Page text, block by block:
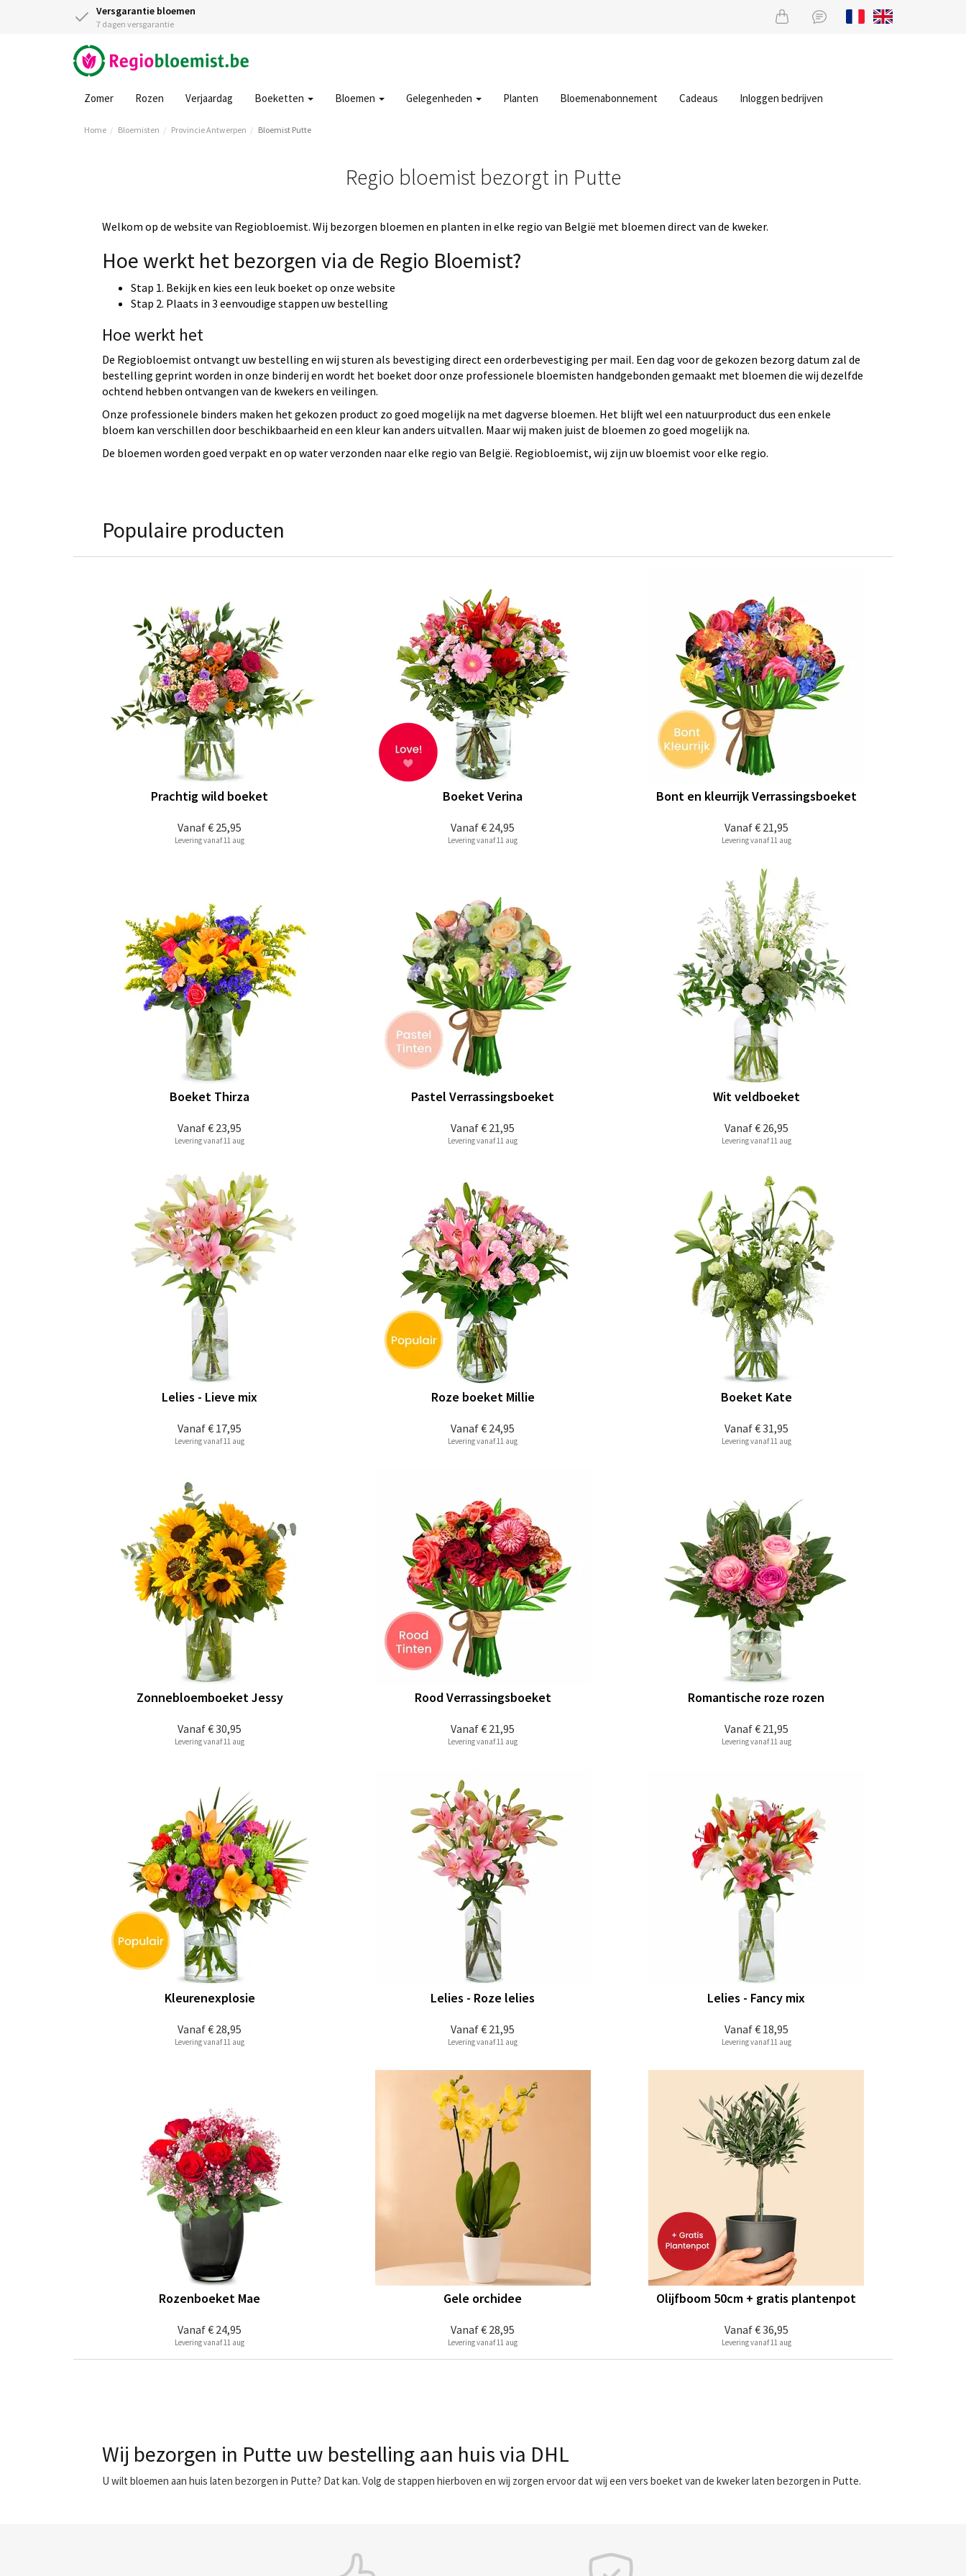
Versgarantie bloemen
7 dagen versgarantie
Zomer Rozen Verjaardag Boeketten Bloemen Gelegenheden Planten Bloemenabonnement Cadeaus Inloggen bedrijven
Home Bloemisten Provincie Antwerpen Bloemist Putte
Regio bloemist bezorgt in Putte
Welkom op de website van Regiobloemist. Wij bezorgen bloemen en planten in elke regio van België met bloemen direct van de kweker.
Hoe werkt het bezorgen via de Regio Bloemist?
Stap 1. Bekijk en kies een leuk boeket op onze website
Stap 2. Plaats in 3 eenvoudige stappen uw bestelling
Hoe werkt het
De Regiobloemist ontvangt uw bestelling en wij sturen als bevestiging direct een orderbevestiging per mail. Een dag voor de gekozen bezorg datum zal de
bestelling geprint worden in onze binderij en wordt het boeket door onze professionele bloemisten handgebonden gemaakt met bloemen die wij dezelfde
ochtend hebben ontvangen van de kwekers en veilingen.
Onze professionele binders maken het gekozen product zo goed mogelijk na met dagverse bloemen. Het blijft wel een natuurproduct dus een enkele
bloem kan verschillen door beschikbaarheid en een kleur kan anders uitvallen. Maar wij maken juist de bloemen zo goed mogelijk na.
De bloemen worden goed verpakt en op water verzonden naar elke regio van België. Regiobloemist, wij zijn uw bloemist voor elke regio.
Populaire producten
Vanaf€ 25,95
Prachtig wild boeket
Levering vanaf 11 aug
Vanaf€ 24,95
Boeket Verina
Levering vanaf 11 aug
Vanaf€ 21,95
Bont en kleurrijk Verrassingsboeket
Levering vanaf 11 aug
Vanaf€ 23,95
Boeket Thirza
Levering vanaf 11 aug
Vanaf€ 21,95
Pastel Verrassingsboeket
Levering vanaf 11 aug
Vanaf€ 26,95
Wit veldboeket
Levering vanaf 11 aug
Vanaf€ 17,95
Lelies - Lieve mix
Levering vanaf 11 aug
Vanaf€ 24,95
Roze boeket Millie
Levering vanaf 11 aug
Vanaf€ 31,95
Boeket Kate
Levering vanaf 11 aug
Vanaf€ 30,95
Zonnebloemboeket Jessy
Levering vanaf 11 aug
Vanaf€ 21,95
Rood Verrassingsboeket
Levering vanaf 11 aug
Vanaf€ 21,95
Romantische roze rozen
Levering vanaf 11 aug
Vanaf€ 28,95
Kleurenexplosie
Levering vanaf 11 aug
Vanaf€ 21,95
Lelies - Roze lelies
Levering vanaf 11 aug
Vanaf€ 18,95
Lelies - Fancy mix
Levering vanaf 11 aug
Vanaf€ 24,95
Rozenboeket Mae
Levering vanaf 11 aug
Vanaf€ 28,95
Gele orchidee
Levering vanaf 11 aug
Vanaf€ 36,95
Olijfboom 50cm + gratis plantenpot
Levering vanaf 11 aug
Wij bezorgen in Putte uw bestelling aan huis via DHL
U wilt bloemen aan huis laten bezorgen in Putte? Dat kan. Volg de stappen hierboven en wij zorgen ervoor dat wij een vers boeket van de kweker laten bezorgen in Putte.